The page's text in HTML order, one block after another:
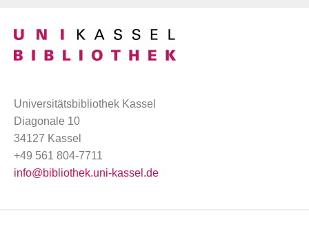
Universitätsbibliothek Kassel
Diagonale 10
34127 Kassel
+49 561 804-7711
info@bibliothek.uni-kassel.de